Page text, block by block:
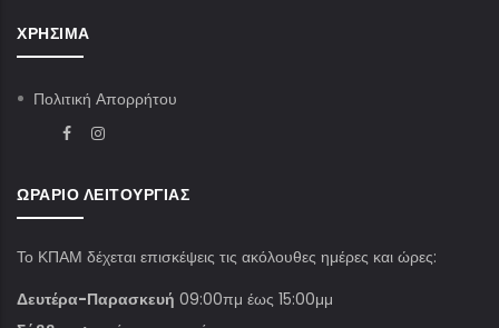
ΧΡΉΣΙΜΑ
Πολιτική Απορρήτου
ΩΡΆΡΙΟ ΛΕΙΤΟΥΡΓΊΑΣ
Το ΚΠΑΜ δέχεται επισκέψεις τις ακόλουθες ημέρες και ώρες:
Δευτέρα-Παρασκευή 09:00πμ έως 15:00μμ